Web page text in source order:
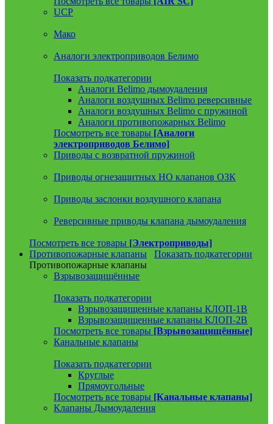
UCP
Мако
Аналоги электроприводов Белимо
Показать подкатегории
Аналоги Belimo дымоудаления
Аналоги воздушных Belimo реверсивные
Аналоги воздушных Belimo с пружиной
Аналоги противопожарных Belimo
Посмотреть все товары [Аналоги
электроприводов Белимо]
Приводы с возвратной пружиной
Приводы огнезащитных НО клапанов ОЗК
Приводы заслонки воздушного клапана
Реверсивные приводы клапана дымоудаления
Посмотреть все товары [Электроприводы]
Противопожарные клапаны
Показать подкатегории
Противопожарные клапаны
Взрывозащищённые
Показать подкатегории
Взрывозащищенные клапаны КЛОП-1В
Взрывозащищенные клапаны КЛОП-2В
Посмотреть все товары [Взрывозащищённые]
Канальные клапаны
Показать подкатегории
Круглые
Прямоугольные
Посмотреть все товары [Канальные клапаны]
Клапаны Дымоудаления